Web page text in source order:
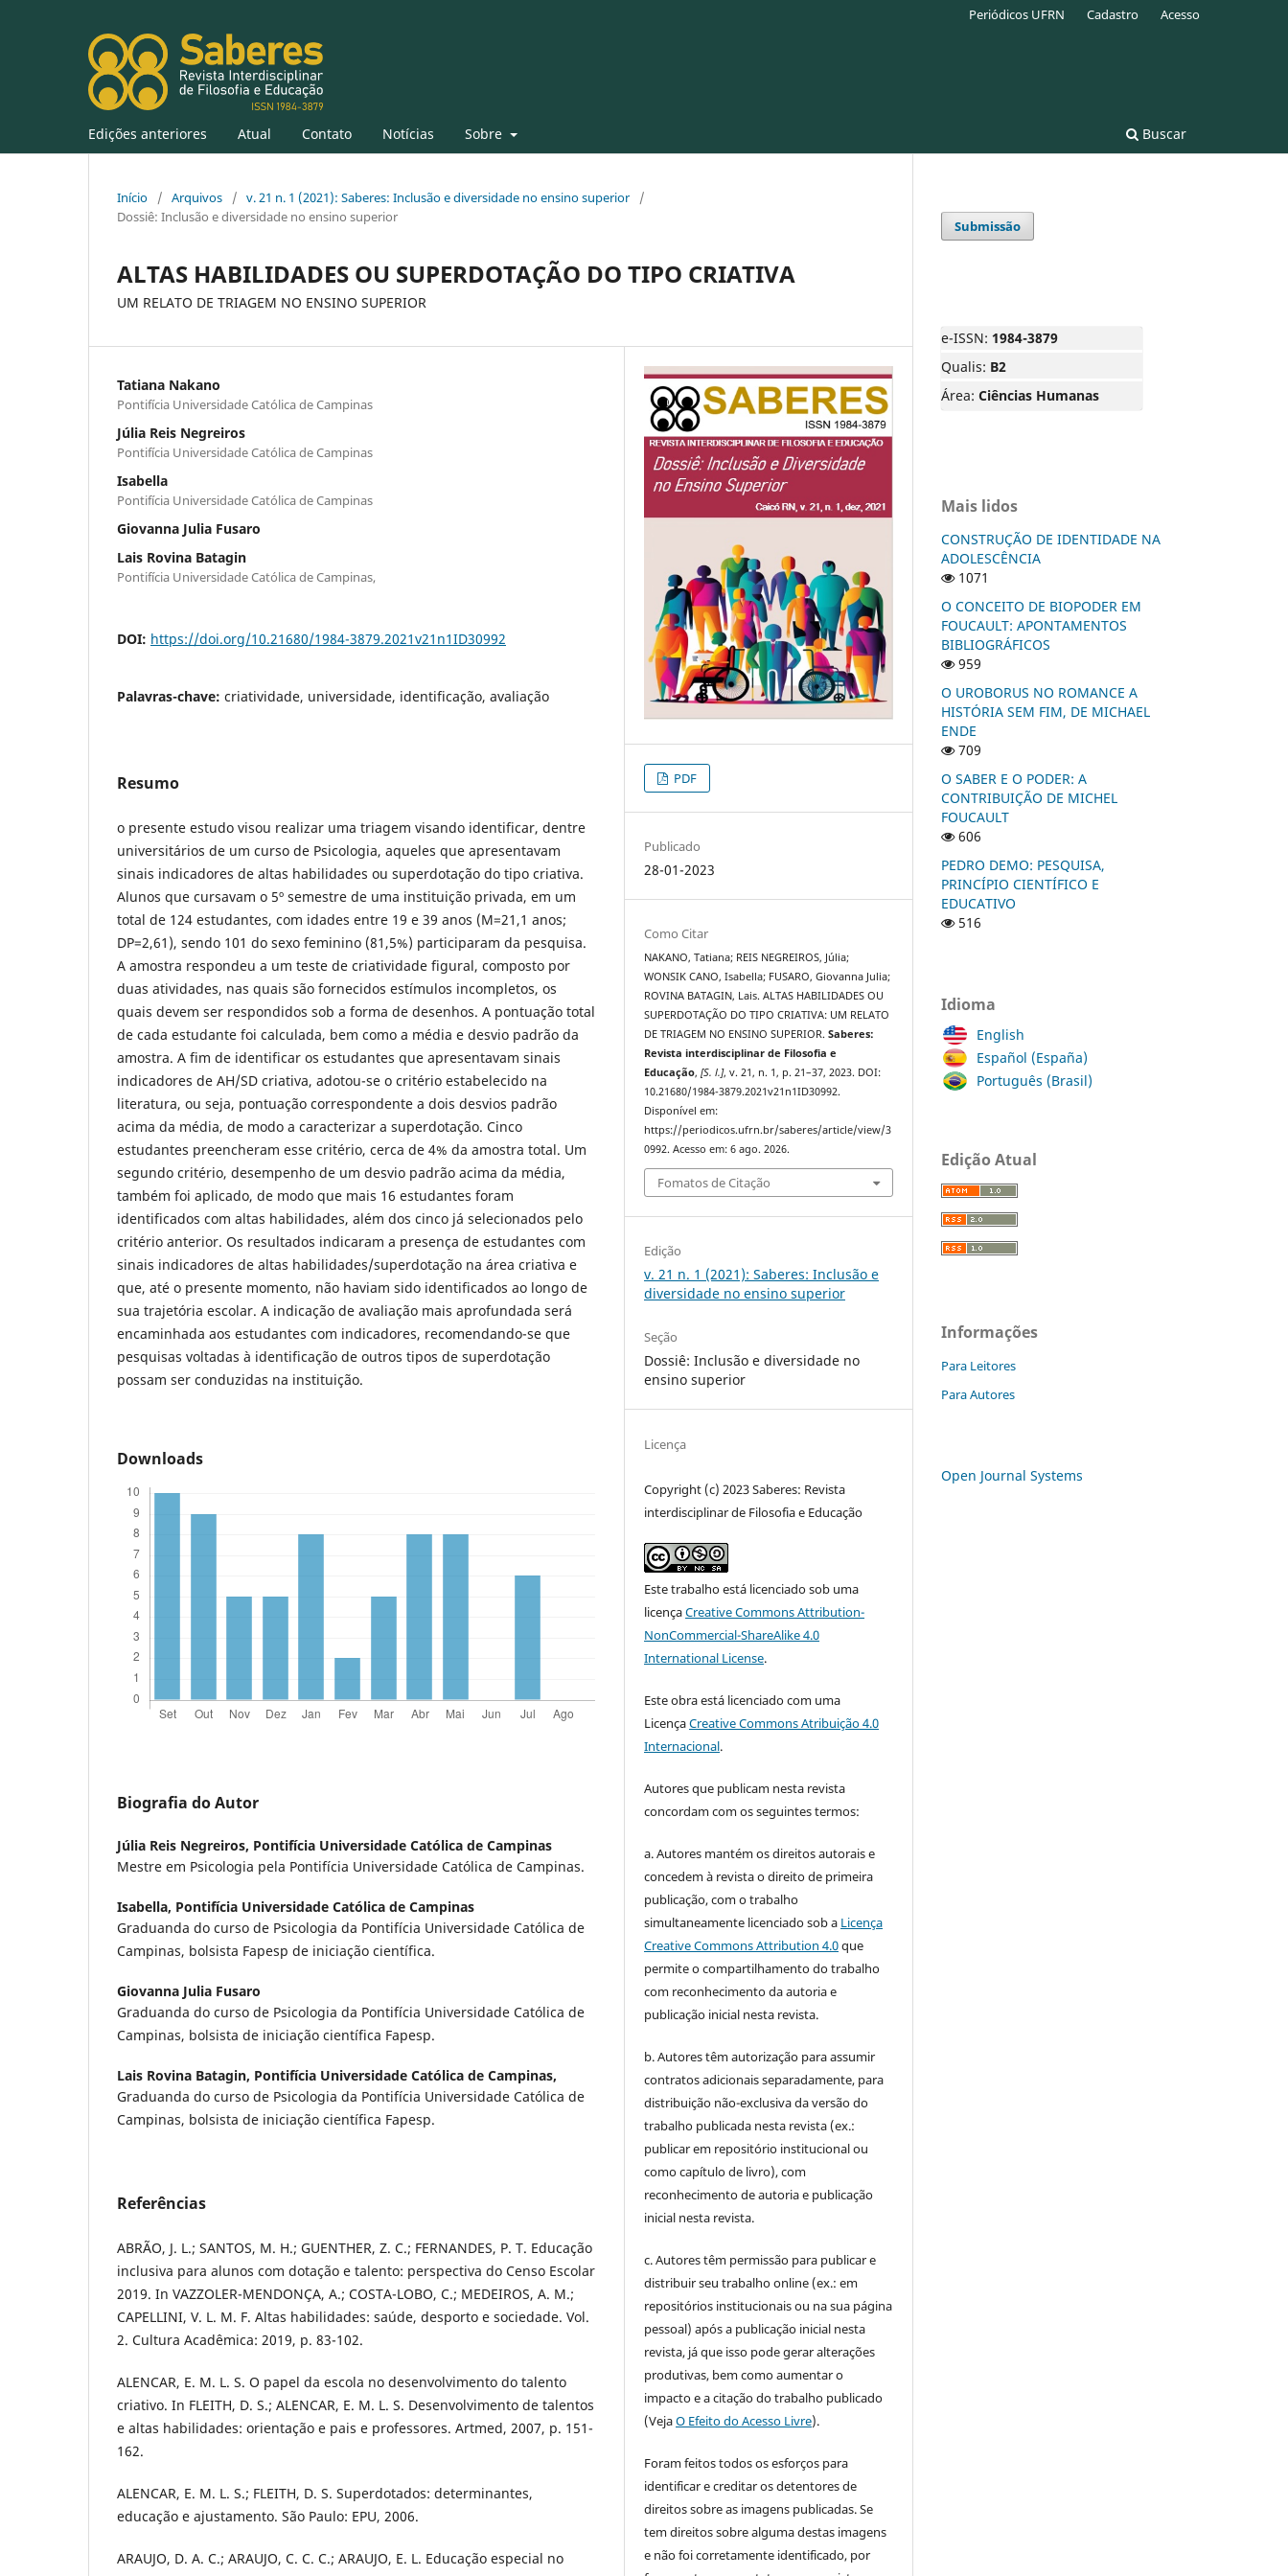
Edições anteriores Atual Contato Notícias Sobre Buscar
Periódicos UFRN Cadastro Acesso
Início / Arquivos / v. 21 n. 1 (2021): Saberes: Inclusão e diversidade no ensino superior
/
Dossiê: Inclusão e diversidade no ensino superior
ALTAS HABILIDADES OU SUPERDOTAÇÃO DO TIPO CRIATIVA
UM RELATO DE TRIAGEM NO ENSINO SUPERIOR
Tatiana Nakano
Pontifícia Universidade Católica de Campinas
Júlia Reis Negreiros
Pontifícia Universidade Católica de Campinas
Isabella
Pontifícia Universidade Católica de Campinas
Giovanna Julia Fusaro
Lais Rovina Batagin
Pontifícia Universidade Católica de Campinas,
DOI: https://doi.org/10.21680/1984-3879.2021v21n1ID30992
Palavras-chave: criatividade, universidade, identificação, avaliação
Resumo
o presente estudo visou realizar uma triagem visando identificar, dentre
universitários de um curso de Psicologia, aqueles que apresentavam
sinais indicadores de altas habilidades ou superdotação do tipo criativa.
Alunos que cursavam o 5º semestre de uma instituição privada, em um
total de 124 estudantes, com idades entre 19 e 39 anos (M=21,1 anos;
DP=2,61), sendo 101 do sexo feminino (81,5%) participaram da pesquisa.
A amostra respondeu a um teste de criatividade figural, composto por
duas atividades, nas quais são fornecidos estímulos incompletos, os
quais devem ser respondidos sob a forma de desenhos. A pontuação total
de cada estudante foi calculada, bem como a média e desvio padrão da
amostra. A fim de identificar os estudantes que apresentavam sinais
indicadores de AH/SD criativa, adotou-se o critério estabelecido na
literatura, ou seja, pontuação correspondente a dois desvios padrão
acima da média, de modo a caracterizar a superdotação. Cinco
estudantes preencheram esse critério, cerca de 4% da amostra total. Um
segundo critério, desempenho de um desvio padrão acima da média,
também foi aplicado, de modo que mais 16 estudantes foram
identificados com altas habilidades, além dos cinco já selecionados pelo
critério anterior. Os resultados indicaram a presença de estudantes com
sinais indicadores de altas habilidades/superdotação na área criativa e
que, até o presente momento, não haviam sido identificados ao longo de
sua trajetória escolar. A indicação de avaliação mais aprofundada será
encaminhada aos estudantes com indicadores, recomendando-se que
pesquisas voltadas à identificação de outros tipos de superdotação
possam ser conduzidas na instituição.
Downloads
Biografia do Autor
Júlia Reis Negreiros, Pontifícia Universidade Católica de Campinas
Mestre em Psicologia pela Pontifícia Universidade Católica de Campinas.
Isabella, Pontifícia Universidade Católica de Campinas
Graduanda do curso de Psicologia da Pontifícia Universidade Católica de
Campinas, bolsista Fapesp de iniciação científica.
Giovanna Julia Fusaro
Graduanda do curso de Psicologia da Pontifícia Universidade Católica de
Campinas, bolsista de iniciação científica Fapesp.
Lais Rovina Batagin, Pontifícia Universidade Católica de Campinas,
Graduanda do curso de Psicologia da Pontifícia Universidade Católica de
Campinas, bolsista de iniciação científica Fapesp.
Referências
ABRÃO, J. L.; SANTOS, M. H.; GUENTHER, Z. C.; FERNANDES, P. T. Educação
inclusiva para alunos com dotação e talento: perspectiva do Censo Escolar
2019. In VAZZOLER-MENDONÇA, A.; COSTA-LOBO, C.; MEDEIROS, A. M.;
CAPELLINI, V. L. M. F. Altas habilidades: saúde, desporto e sociedade. Vol.
2. Cultura Acadêmica: 2019, p. 83-102.
ALENCAR, E. M. L. S. O papel da escola no desenvolvimento do talento
criativo. In FLEITH, D. S.; ALENCAR, E. M. L. S. Desenvolvimento de talentos
e altas habilidades: orientação e pais e professores. Artmed, 2007, p. 151-
162.
ALENCAR, E. M. L. S.; FLEITH, D. S. Superdotados: determinantes,
educação e ajustamento. São Paulo: EPU, 2006.
ARAUJO, D. A. C.; ARAUJO, C. C. C.; ARAUJO, E. L. Educação especial no
PDF
Publicado
28-01-2023
Como Citar
NAKANO, Tatiana; REIS NEGREIROS, Júlia;
WONSIK CANO, Isabella; FUSARO, Giovanna Julia;
ROVINA BATAGIN, Lais. ALTAS HABILIDADES OU
SUPERDOTAÇÃO DO TIPO CRIATIVA: UM RELATO
DE TRIAGEM NO ENSINO SUPERIOR.Saberes:
Revista interdisciplinar de Filosofia e
Educação,[S. l.], v. 21, n. 1, p. 21–37, 2023. DOI:
10.21680/1984-3879.2021v21n1ID30992.
Disponível em:
https://periodicos.ufrn.br/saberes/article/view/3
0992. Acesso em: 6 ago. 2026.
Fomatos de Citação
Edição
v. 21 n. 1 (2021): Saberes: Inclusão e
diversidade no ensino superior
Seção
Dossiê: Inclusão e diversidade no
ensino superior
Licença
Copyright (c) 2023 Saberes: Revista
interdisciplinar de Filosofia e Educação
Este trabalho está licenciado sob uma
licençaCreative Commons Attribution-
NonCommercial-ShareAlike 4.0
International License.
Este obra está licenciado com uma
LicençaCreative Commons Atribuição 4.0
Internacional.
Autores que publicam nesta revista
concordam com os seguintes termos:
a. Autores mantém os direitos autorais e
concedem à revista o direito de primeira
publicação, com o trabalho
simultaneamente licenciado sob a Licença
Creative Commons Attribution 4.0que
permite o compartilhamento do trabalho
com reconhecimento da autoria e
publicação inicial nesta revista.
b. Autores têm autorização para assumir
contratos adicionais separadamente, para
distribuição não-exclusiva da versão do
trabalho publicada nesta revista (ex.:
publicar em repositório institucional ou
como capítulo de livro), com
reconhecimento de autoria e publicação
inicial nesta revista.
c. Autores têm permissão para publicar e
distribuir seu trabalho online (ex.: em
repositórios institucionais ou na sua página
pessoal) após a publicação inicial nesta
revista, já que isso pode gerar alterações
produtivas, bem como aumentar o
impacto e a citação do trabalho publicado
(VejaO Efeito do Acesso Livre).
Foram feitos todos os esforços para
identificar e creditar os detentores de
direitos sobre as imagens publicadas. Se
tem direitos sobre alguma destas imagens
e não foi corretamente identificado, por
Submissão
e-ISSN: 1984-3879
Qualis: B2
Área: Ciências Humanas
Mais lidos
CONSTRUÇÃO DE IDENTIDADE NA
ADOLESCÊNCIA
1071
O CONCEITO DE BIOPODER EM
FOUCAULT: APONTAMENTOS
BIBLIOGRÁFICOS
959
O UROBORUS NO ROMANCE A
HISTÓRIA SEM FIM, DE MICHAEL
ENDE
709
O SABER E O PODER: A
CONTRIBUIÇÃO DE MICHEL
FOUCAULT
606
PEDRO DEMO: PESQUISA,
PRINCÍPIO CIENTÍFICO E
EDUCATIVO
516
Idioma
English
Español (España)
Português (Brasil)
Edição Atual
Informações
Para Leitores
Para Autores
Open Journal Systems